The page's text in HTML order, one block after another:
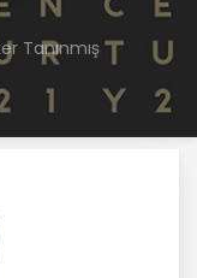
Tanınmış